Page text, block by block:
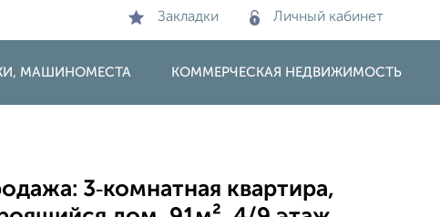
Закладки Личный кабинет
МАШИНОМЕСТА КОММЕРЧЕСКАЯ НЕДВИЖИМОСТЬ
3‑комнатная квартира,